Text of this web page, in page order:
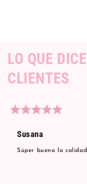
LO QUE
CLIENTES
Susana
Súper buena la